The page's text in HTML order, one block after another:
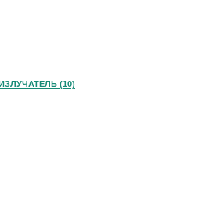
(10)